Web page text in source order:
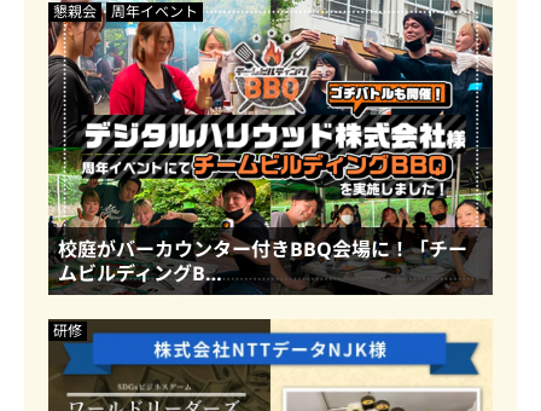
懇親会 周年イベント
校庭がバーカウンター付きBBQ会場に！「チー
ムビルディングB…
研修